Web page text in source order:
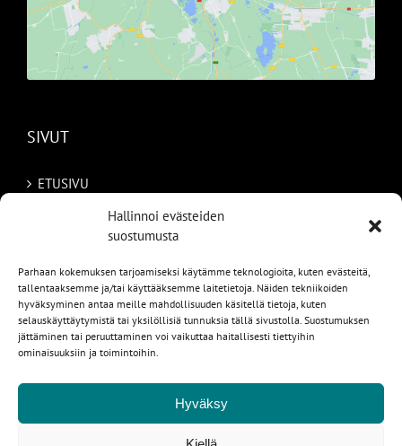
Hallinnoi evästeiden
suostumusta
Parhaan kokemuksen tarjoamiseksi käytämme teknologioita, kuten evästeitä,
tallentaaksemme ja/tai käyttääksemme laitetietoja. Näiden tekniikoiden
hyväksyminen antaa meille mahdollisuuden käsitellä tietoja, kuten
selauskäyttäytymistä tai yksilöllisiä tunnuksia tällä sivustolla. Suostumuksen
jättäminen tai peruuttaminen voi vaikuttaa haitallisesti tiettyihin
ominaisuuksiin ja toimintoihin.
Hyväksy
SIVUT
ETUSIVU
TILAA AUTO RUOTSISTA
PALVELUT